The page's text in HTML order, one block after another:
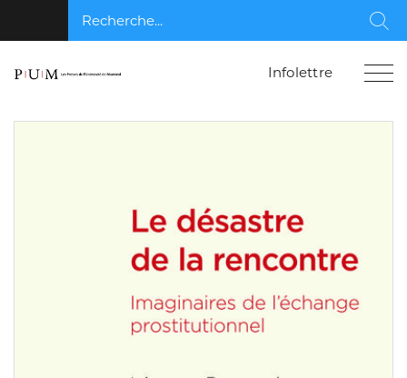
Recherche...
Infolettre